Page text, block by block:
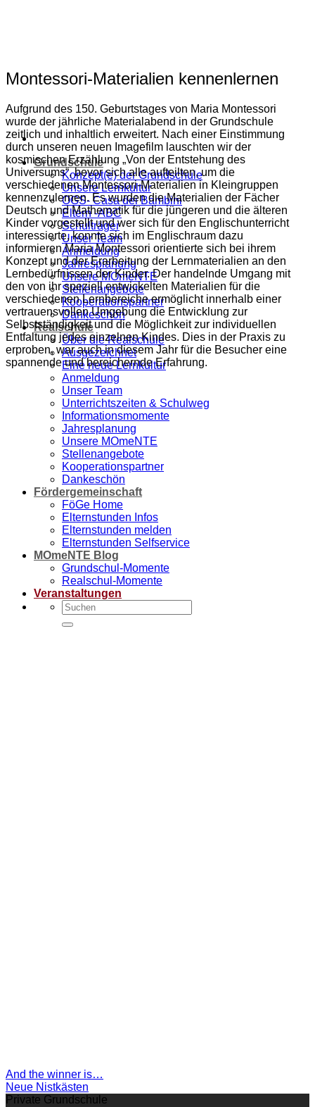
Grundschule
Konzept(e) der Grundschule
Unsere Lernkultur
OGS- Casa dei Bambini
Eltern -ABC
Schulträger
Unser Team
Anmeldung
Jahresplanung
Unsere MOmeNTE
Stellenangebote
Kooperationspartner
Dankeschön
Realschule
Über die Realschule
Ausgezeichnet
Eine neue Lernkultur
Anmeldung
Unser Team
Unterrichtszeiten & Schulweg
Informationsmomente
Jahresplanung
Unsere MOmeNTE
Stellenangebote
Kooperationspartner
Dankeschön
Fördergemeinschaft
FöGe Home
Elternstunden Infos
Elternstunden melden
Elternstunden Selfservice
MOmeNTE Blog
Grundschul-Momente
Realschul-Momente
Veranstaltungen
Montessori-Materialien kennenlernen
Aufgrund des 150. Geburtstages von Maria Montessori
wurde der jährliche Materialabend in der Grundschule
zeitlich und inhaltlich erweitert. Nach einer Einstimmung
durch unseren neuen Imagefilm lauschten wir der
kosmischen Erzählung „Von der Entstehung des
Universums“, bevor sich alle aufteilten, um die
verschiedenen Montessori-Materialien in Kleingruppen
kennenzulernen. Es wurden die Materialien der Fächer
Deutsch und Mathematik für die jüngeren und die älteren
Kinder vorgestellt und wer sich für den Englischunterricht
interessierte, konnte sich im Englischraum dazu
informieren.Maria Montessori orientierte sich bei ihrem
Konzept und der Erarbeitung der Lernmaterialien an den
Lernbedürfnissen der Kinder. Der handelnde Umgang mit
den von ihr speziell entwickelten Materialien für die
verschiedenen Lernbereiche ermöglicht innerhalb einer
vertrauensvollen Umgebung die Entwicklung zur
Selbstständigkeit und die Möglichkeit zur individuellen
Entfaltung jedes einzelnen Kindes. Dies in der Praxis zu
erproben, war auch in diesem Jahr für die Besucher eine
spannende und bereichernde Erfahrung.
And the winner is…
Neue Nistkästen
Private Grundschule